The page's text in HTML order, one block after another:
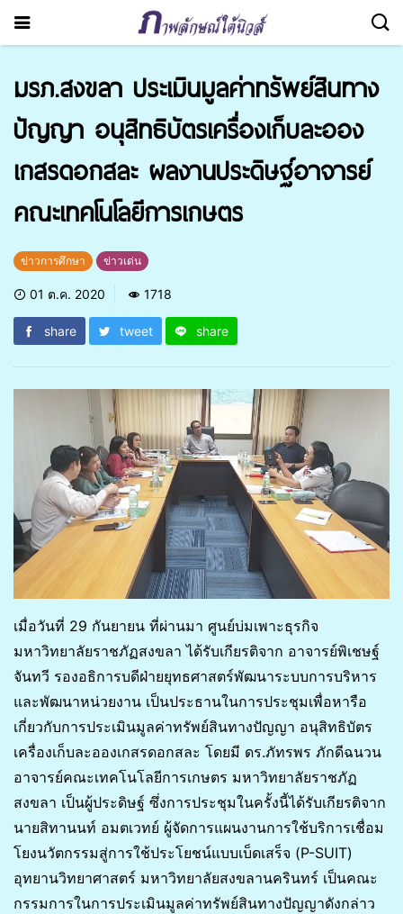
มรภ.สงขลา ประเมินมูลค่าทรัพย์สินทาง
ปัญญา อนุสิทธิบัตรเครื่องเก็บละออง
เกสรดอกสละ ผลงานประดิษฐ์อาจารย์
คณะเทคโนโลยีการเกษตร
ข่าวการศึกษา ข่าวเด่น
01 ต.ค. 2020 1718
share tweet share
เมื่อวันที่ 29 กันยายน ที่ผ่านมา ศูนย์บ่มเพาะธุรกิจ
มหาวิทยาลัยราชภัฏสงขลา ได้รับเกียรติจาก อาจารย์พิเชษฐ์
จันทวี รองอธิการบดีฝ่ายยุทธศาสตร์พัฒนาระบบการบริหาร
และพัฒนาหน่วยงาน เป็นประธานในการประชุมเพื่อหารือ
เกี่ยวกับการประเมินมูลค่าทรัพย์สินทางปัญญา อนุสิทธิบัตร
เครื่องเก็บละอองเกสรดอกสละ โดยมี ดร.ภัทรพร ภักดีฉนวน
อาจารย์คณะเทคโนโลยีการเกษตร มหาวิทยาลัยราชภัฏ
สงขลา เป็นผู้ประดิษฐ์ ซึ่งการประชุมในครั้งนี้ได้รับเกียรติจาก
นายสิทานนท์ อมตเวทย์ ผู้จัดการแผนงานการใช้บริการเชื่อม
โยงนวัตกรรมสู่การใช้ประโยชน์แบบเบ็ดเสร็จ (P-SUIT)
อุทยานวิทยาศาสตร์ มหาวิทยาลัยสงขลานครินทร์ เป็นคณะ
กรรมการในการประเมินมูลค่าทรัพย์สินทางปัญญาดังกล่าว